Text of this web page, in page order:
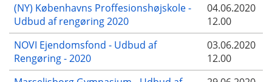
(NY) Københavns Proffesionshøjskole -
Udbud af rengøring 2020
04.06.2020
12.00
NOVI Ejendomsfond - Udbud af
Rengøring - 2020
03.06.2020
12.00